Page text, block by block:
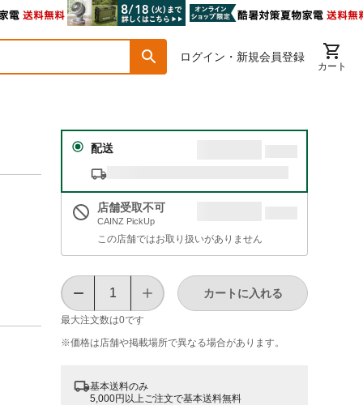
ログイン・新規会員登録
カート
配送
店舗受取不可
CAINZ PickUp
この店舗ではお取り扱いがありません
最大注文数は0です
カートに入れる
※価格は​店舗や​掲載場所で​異なる​場合が​あります。
基本送料のみ
5,000円以上ご注文で基本送料無料